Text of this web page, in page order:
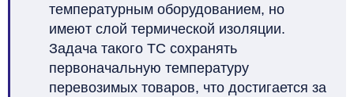
температурным оборудованием, но
имеют слой термической изоляции.
Задача такого ТС сохранять
первоначальную температуру
перевозимых товаров, что достигается за